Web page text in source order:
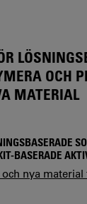
OCH
MATERIAL
BASERADE
nya